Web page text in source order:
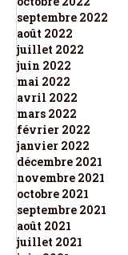
septembre 2022
août 2022
juillet 2022
juin 2022
mai 2022
avril 2022
mars 2022
février 2022
janvier 2022
décembre 2021
novembre 2021
octobre 2021
septembre 2021
août 2021
juillet 2021